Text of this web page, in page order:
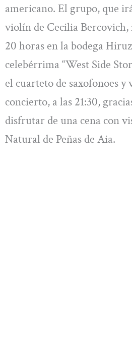
americano. El grupo, que
violín de Cecilia
20 horas en la bodega
celebérrima “West Side
el cuarteto de saxofonoes
concierto, a las 21:30,
disfrutar de una cena con
Natural de Peñas de Aia.